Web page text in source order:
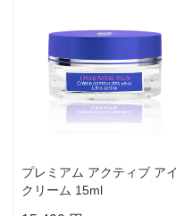
プレミアム アクティブ アイ
クリーム 15ml